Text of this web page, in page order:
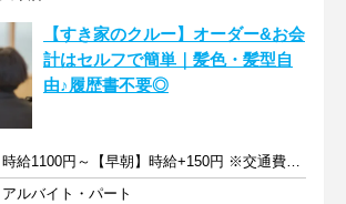
【すき家のクルー】オーダー&お会
計はセルフで簡単｜髪色・髪型自
由♪履歴書不要◎
時給1100円～【早朝】時給+150円 ※交通費支給
アルバイト・パート